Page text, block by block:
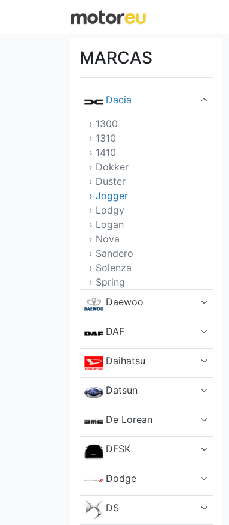
MARCAS
Chrysler
Dacia
› 1300
› 1310
› 1410
› Dokker
› Duster
› Jogger
› Lodgy
› Logan
› Nova
› Sandero
› Solenza
› Spring
Daewoo
DAF
Daihatsu
Datsun
De Lorean
DFSK
Dodge
DS